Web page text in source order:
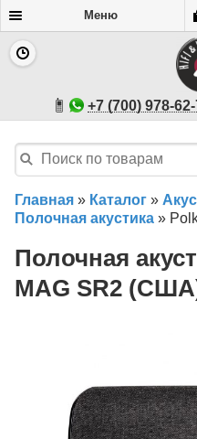
Меню
+7 (700) 978-
Главная » Каталог »
Полочная акустика »
Полочная
MAG SR2